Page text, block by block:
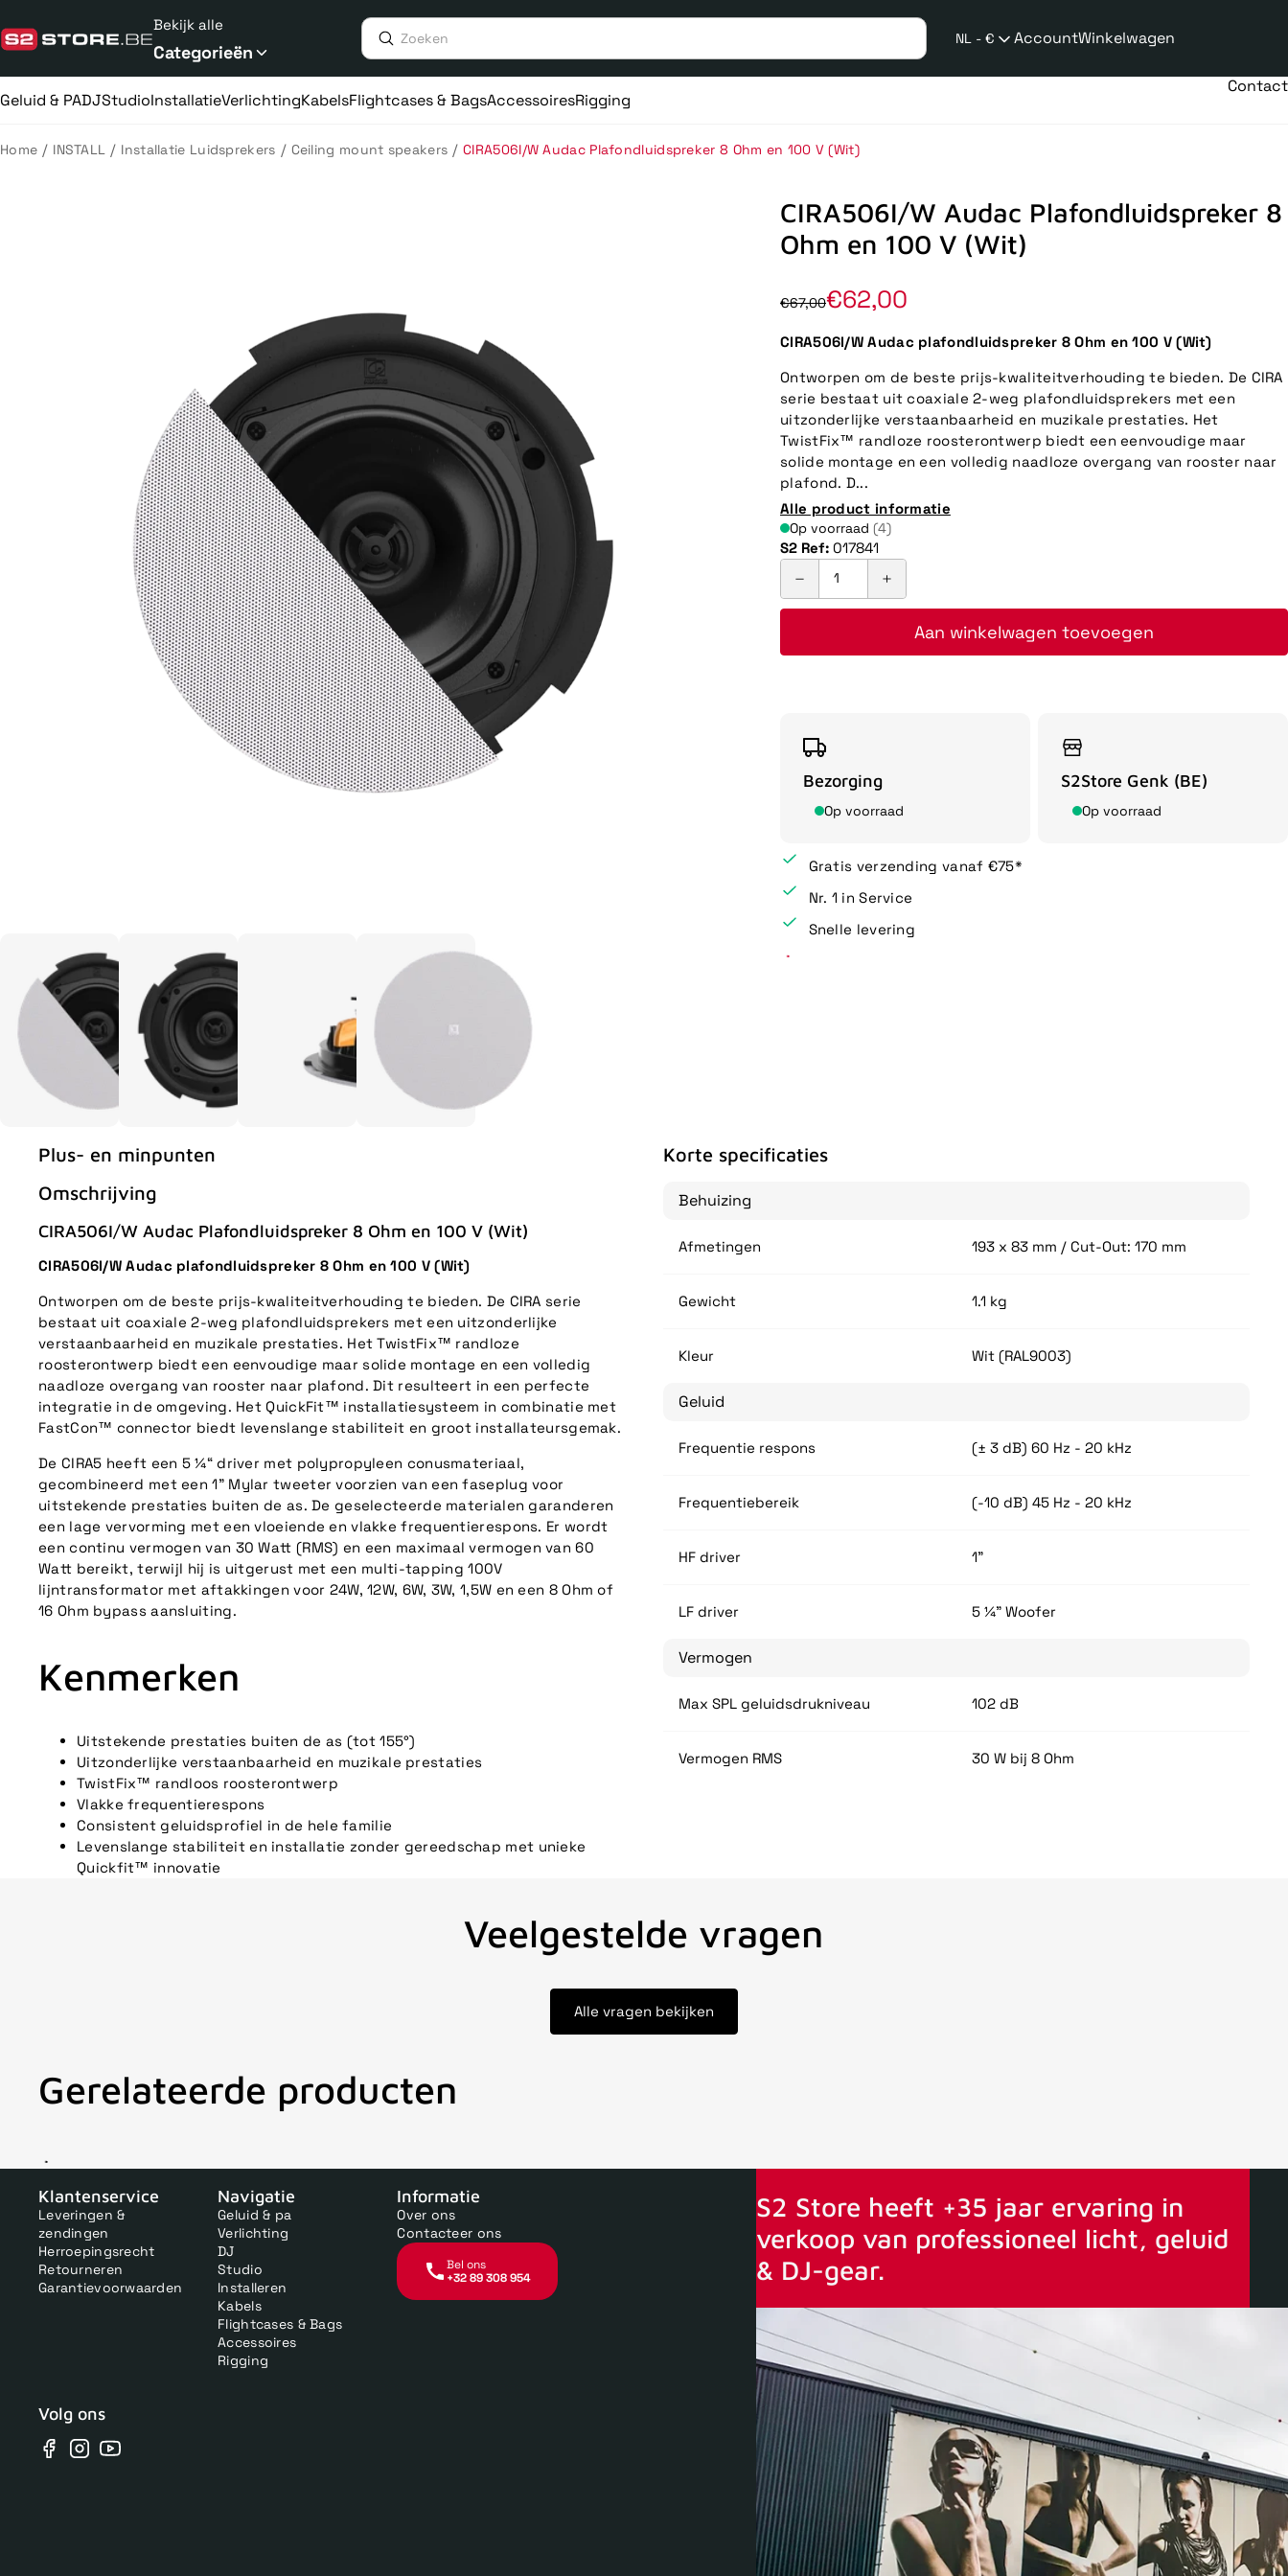
naar
de
Bekijk alle
Categorieën
NL - €
taalwijziging
AccountWinkelwagen
Geluid & PADJStudioInstallatieVerlichtingKabelsFlightcases & BagsAccessoiresRigging
Contact
Home / INSTALL / Installatie Luidsprekers / Ceiling mount speakers / CIRA506I/W Audac Plafondluidspreker 8 Ohm en 100 V (Wit)
CIRA506I/W Audac Plafondluidspreker 8
Ohm en 100 V (Wit)
€67,00€62,00
CIRA506I/W Audac plafondluidspreker 8 Ohm en 100 V (Wit)
Ontworpen om de beste prijs-kwaliteitverhouding te bieden. De CIRA
serie bestaat uit coaxiale 2-weg plafondluidsprekers met een
uitzonderlijke verstaanbaarheid en muzikale prestaties. Het
TwistFix™ randloze roosterontwerp biedt een eenvoudige maar
solide montage en een volledig naadloze overgang van rooster naar
plafond. D...
Alle product informatie
Op voorraad (4)
S2 Ref: 017841
Aan winkelwagen toevoegen
Bezorging
Op voorraad
S2Store Genk (BE)
Op voorraad
Gratis verzending vanaf €75*
Nr. 1 in Service
Snelle levering
Plus- en minpunten
Omschrijving
CIRA506I/W Audac Plafondluidspreker 8 Ohm en 100 V (Wit)
CIRA506I/W Audac plafondluidspreker 8 Ohm en 100 V (Wit)
Ontworpen om de beste prijs-kwaliteitverhouding te bieden. De CIRA serie
bestaat uit coaxiale 2-weg plafondluidsprekers met een uitzonderlijke
verstaanbaarheid en muzikale prestaties. Het TwistFix™ randloze
roosterontwerp biedt een eenvoudige maar solide montage en een volledig
naadloze overgang van rooster naar plafond. Dit resulteert in een perfecte
integratie in de omgeving. Het QuickFit™ installatiesysteem in combinatie met
FastCon™ connector biedt levenslange stabiliteit en groot installateursgemak.
De CIRA5 heeft een 5 ¼“ driver met polypropyleen conusmateriaal,
gecombineerd met een 1” Mylar tweeter voorzien van een faseplug voor
uitstekende prestaties buiten de as. De geselecteerde materialen garanderen
een lage vervorming met een vloeiende en vlakke frequentierespons. Er wordt
een continu vermogen van 30 Watt (RMS) en een maximaal vermogen van 60
Watt bereikt, terwijl hij is uitgerust met een multi-tapping 100V
lijntransformator met aftakkingen voor 24W, 12W, 6W, 3W, 1,5W en een 8 Ohm of
16 Ohm bypass aansluiting.
Kenmerken
Uitstekende prestaties buiten de as (tot 155°)
Uitzonderlijke verstaanbaarheid en muzikale prestaties
TwistFix™ randloos roosterontwerp
Vlakke frequentierespons
Consistent geluidsprofiel in de hele familie
Levenslange stabiliteit en installatie zonder gereedschap met unieke
Quickfit™ innovatie
Korte specificaties
Behuizing
Afmetingen 193 x 83 mm / Cut-Out: 170 mm
Gewicht 1.1 kg
Kleur Wit (RAL9003)
Geluid
Frequentie respons (± 3 dB) 60 Hz - 20 kHz
Frequentiebereik (-10 dB) 45 Hz - 20 kHz
HF driver 1”
LF driver 5 ¼" Woofer
Vermogen
Max SPL geluidsdrukniveau 102 dB
Vermogen RMS 30 W bij 8 Ohm
Veelgestelde vragen
Alle vragen bekijken
Gerelateerde producten
Voor 15uur besteld, zelfde dag verstuurd Echte winkel +35 jaar ervaring Vanaf 75€ gratis verstuurd
Klantenservice
Leveringen &
zendingen
Herroepingsrecht
Retourneren
Garantievoorwaarden
Navigatie
Geluid & pa
Verlichting
DJ
Studio
Installeren
Kabels
Flightcases & Bags
Accessoires
Rigging
Informatie
Over ons
Contacteer ons
Bel ons
+32 89 308 954
Volg ons
Facebook
Instagram
YouTube
S2 Store heeft +35 jaar ervaring in
verkoop van professioneel licht, geluid
& DJ-gear.